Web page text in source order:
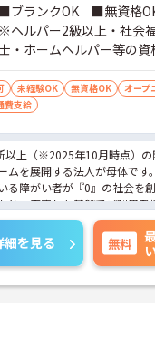
■ブランクOK ■無資格
※ヘルパー2級以上・社会
・ホームヘルパー等の資
系業務経験者、障害者
活支援員、障害者支援員
活相談員等の経験歓迎
未経験OK 無資格OK
オープ
費支給
以上（※2025年10月時点）の
ムを展開する法人が母体です
る障がい者が『0』の社会を創
と、安定した基盤でご利用者
ます。週1日からの勤務が可
での勤務も歓迎しており、ご
す。20代から60代まで幅広
験や無資格の方でも安心して
先輩スタッフが丁寧にサポー
は年2回あり、頑張りが評価さ
登用制度や産休・育休制度も
細を見る 無料